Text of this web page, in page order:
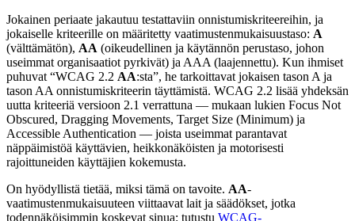
Jokainen periaate jakautuu testattaviin onnistumiskriteereihin, ja
jokaiselle kriteerille on määritetty vaatimustenmukaisuustaso: A
(välttämätön), AA (oikeudellinen ja käytännön perustaso, johon
useimmat organisaatiot pyrkivät) ja AAA (laajennettu). Kun ihmiset
puhuvat “WCAG 2.2 AA:sta”, he tarkoittavat jokaisen tason A ja
tason AA onnistumiskriteerin täyttämistä. WCAG 2.2 lisää yhdeksän
uutta kriteeriä versioon 2.1 verrattuna — mukaan lukien Focus Not
Obscured, Dragging Movements, Target Size (Minimum) ja
Accessible Authentication — joista useimmat parantavat
näppäimistöä käyttävien, heikkonäköisten ja motorisesti
rajoittuneiden käyttäjien kokemusta.
On hyödyllistä tietää, miksi tämä on tavoite. AA-
vaatimustenmukaisuuteen viittaavat lait ja säädökset, jotka
todennäköisimmin koskevat sinua: tutustu WCAG-